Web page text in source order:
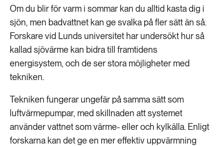
Om du blir för varm i sommar kan du alltid kasta dig i
sjön, men badvattnet kan ge svalka på fler sätt än så.
Forskare vid Lunds universitet har undersökt hur så
kallad sjövärme kan bidra till framtidens
energisystem, och de ser stora möjligheter med
tekniken.
Tekniken fungerar ungefär på samma sätt som
luftvärmepumpar, med skillnaden att systemet
använder vattnet som värme- eller och kylkälla. Enligt
forskarna kan det ge en mer effektiv uppvärmning